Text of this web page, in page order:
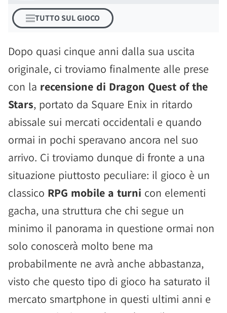
TUTTO SUL GIOCO
Dopo quasi cinque anni dalla sua uscita
originale, ci troviamo finalmente alle prese
con la recensione di Dragon Quest of the
Stars, portato da Square Enix in ritardo
abissale sui mercati occidentali e quando
ormai in pochi speravano ancora nel suo
arrivo. Ci troviamo dunque di fronte a una
situazione piuttosto peculiare: il gioco è un
classico RPG mobile a turni con elementi
gacha, una struttura che chi segue un
minimo il panorama in questione ormai non
solo conoscerà molto bene ma
probabilmente ne avrà anche abbastanza,
visto che questo tipo di gioco ha saturato il
mercato smartphone in questi ultimi anni e